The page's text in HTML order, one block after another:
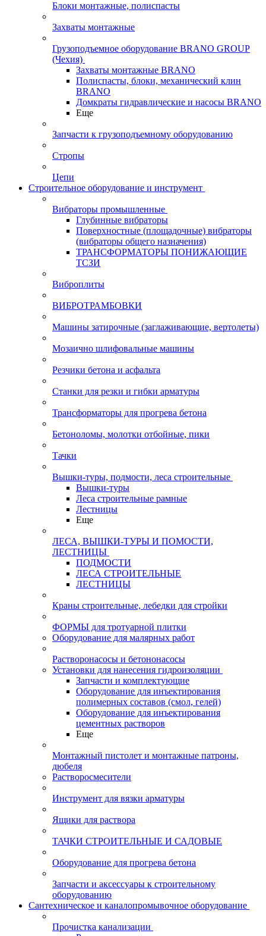
Блоки монтажные, полиспасты
Захваты монтажные
Грузоподъемное оборудование BRANO GROUP
(Чехия)
Захваты монтажные BRANO
Полиспасты, блоки, механический клин
BRANO
Домкраты гидравлические и насосы BRANO
Еще
Запчасти к грузоподъемному оборудованию
Стропы
Цепи
Строительное оборудование и инструмент
Вибраторы промышленные
Глубинные вибраторы
Поверхностные (площадочные) вибраторы
(вибраторы общего назначения)
ТРАНСФОРМАТОРЫ ПОНИЖАЮЩИЕ
ТСЗИ
Виброплиты
ВИБРОТРАМБОВКИ
Машины затирочные (заглаживающие, вертолеты)
Мозаично шлифовальные машины
Резчики бетона и асфальта
Станки для резки и гибки арматуры
Трансформаторы для прогрева бетона
Бетоноломы, молотки отбойные, пики
Тачки
Вышки-туры, подмости, леса строительные
Вышки-туры
Леса строительные рамные
Лестницы
Еще
ЛЕСА, ВЫШКИ-ТУРЫ И ПОМОСТИ,
ЛЕСТНИЦЫ
ПОДМОСТИ
ЛЕСА СТРОИТЕЛЬНЫЕ
ЛЕСТНИЦЫ
Краны строительные, лебедки для стройки
ФОРМЫ для тротуарной плитки
Оборудование для малярных работ
Растворонасосы и бетононасосы
Установки для нанесения гидроизоляции
Запчасти и комплектующие
Оборудование для инъектирования
полимерных составов (смол, гелей)
Оборудование для инъектирования
цементных растворов
Еще
Монтажный пистолет и монтажные патроны,
дюбеля
Растворосмесители
Инструмент для вязки арматуры
Ящики для раствора
ТАЧКИ СТРОИТЕЛЬНЫЕ И САДОВЫЕ
Оборудование для прогрева бетона
Запчасти и аксессуары к строительному
оборудованию
Сантехническое и каналопромывочное оборудование
Прочистка канализации